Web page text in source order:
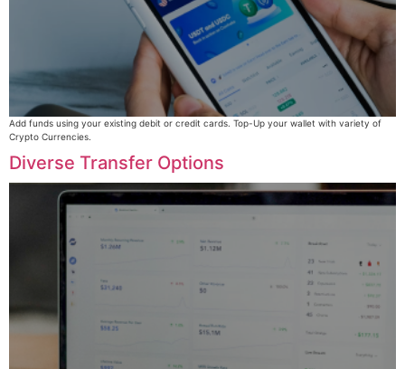
Add funds using your existing debit or credit cards. Top-Up your wallet with variety of
Crypto Currencies.
Diverse Transfer Options